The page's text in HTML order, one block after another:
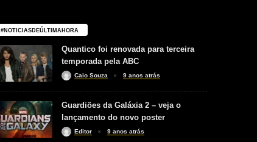
#NOTICIASDEÚLTIMAHORA
Quantico foi renovada para terceira
temporada pela ABC
Caio Souza 9 anos atrás
Guardiões da Galáxia 2 – veja o
lançamento do novo poster
Editor 9 anos atrás